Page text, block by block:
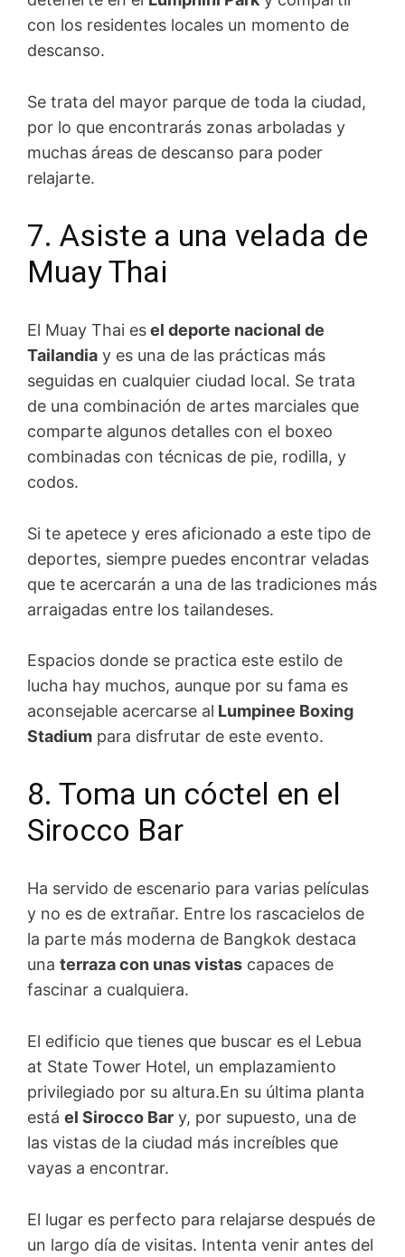
con los residentes locales un momento de
descanso.
Se trata del mayor parque de toda la ciudad,
por lo que encontrarás zonas arboladas y
muchas áreas de descanso para poder
relajarte.
7. Asiste a una velada de
Muay Thai
El Muay Thai esel deporte nacional de
Tailandia y es una de las prácticas más
seguidas en cualquier ciudad local. Se trata
de una combinación de artes marciales que
comparte algunos detalles con el boxeo
combinadas con técnicas de pie, rodilla, y
codos.
Si te apetece y eres aficionado a este tipo de
deportes, siempre puedes encontrar veladas
que te acercarán a una de las tradiciones más
arraigadas entre los tailandeses.
Espacios donde se practica este estilo de
lucha hay muchos, aunque por su fama es
aconsejable acercarse al Lumpinee Boxing
Stadium para disfrutar de este evento.
8. Toma un cóctel en el
Sirocco Bar
Ha servido de escenario para varias películas
y no es de extrañar. Entre los rascacielos de
la parte más moderna de Bangkok destaca
una terraza con unas vistas capaces de
fascinar a cualquiera.
El edificio que tienes que buscar es el Lebua
at State Tower Hotel, un emplazamiento
privilegiado por su altura.En su última planta
está el Sirocco Bar y, por supuesto, una de
las vistas de la ciudad más increíbles que
vayas a encontrar.
El lugar es perfecto para relajarse después de
un largo día de visitas. Intenta venir antes del